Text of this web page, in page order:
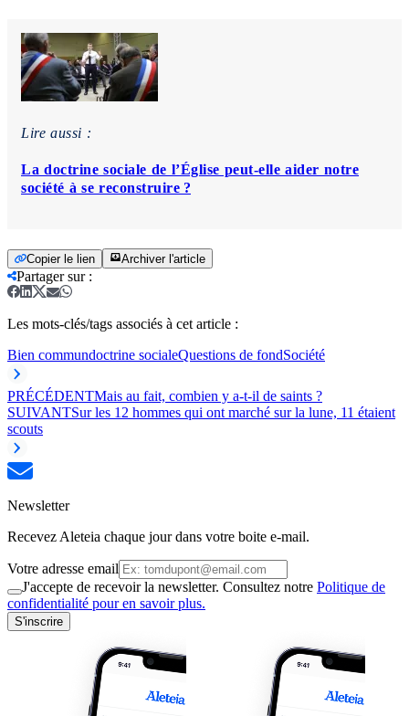
Lire aussi :
La doctrine sociale de l’Église peut-elle aider notre
société à se reconstruire ?
Copier le lien Archiver l'article
Partager sur:
Les mots-clés/tags associés à cet article :
Bien commundoctrine socialeQuestions de fondSociété
PRÉCÉDENTMais au fait, combien y a-t-il de saints ?
SUIVANTSur les 12 hommes qui ont marché sur la lune, 11 étaient
scouts
Newsletter
Recevez Aleteia chaque jour dans votre boite e-mail.
Votre adresse email
J'accepte de recevoir la newsletter. Consultez notre Politique de
confidentialité pour en savoir plus.
S'inscrire